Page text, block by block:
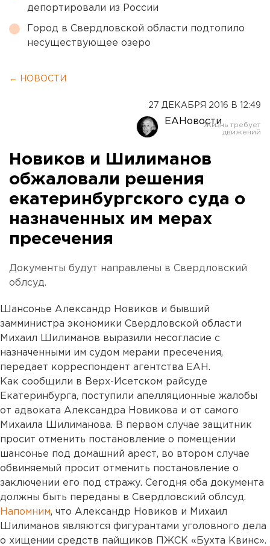
депортировали из России
Город в Свердловской области подтопило
несуществующее озеро
← НОВОСТИ
27 ДЕКАБРЯ 2016 В 12:49
ЕАНовости
Новиков и Шилиманов
обжаловали решения
екатеринбургского суда о
назначенных им мерах
пресечения
Документы будут направлены в Свердловский
облсуд.
Шансонье Александр Новиков и бывший
замминистра экономики Свердловской области
Михаил Шилиманов выразили несогласие с
назначенными им судом мерами пресечения,
передает корреспондент агентства ЕАН.
Как сообщили в Верх-Исетском райсуде
Екатеринбурга, поступили апелляционные жалобы
от адвоката Александра Новикова и от самого
Михаила Шилиманова. В первом случае защитник
просит отменить постановление о помещении
шансонье под домашний арест, во втором случае
обвиняемый просит отменить постановление о
заключении его под стражу. Сегодня оба документа
должны быть переданы в Свердловский облсуд.
Напомним, что Александр Новиков и Михаил
Шилиманов являются фигурантами уголовного дела
о хищении средств пайщиков ПЖСК «Бухта Квинс».